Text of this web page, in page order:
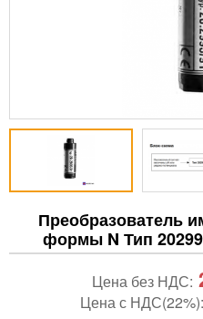
Преобразователь
формы N Тип
Цена без НДС:
Цена с НДС(22%):